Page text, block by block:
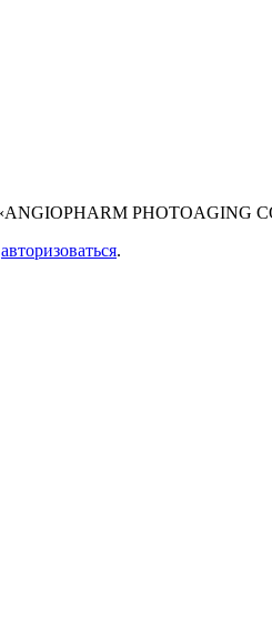
«ANGIOPHARM PHOTOAGING
авторизоваться.